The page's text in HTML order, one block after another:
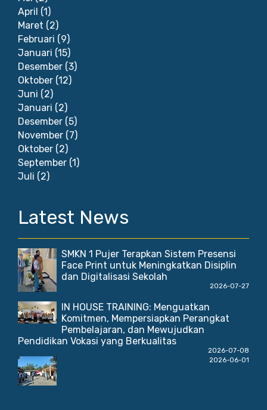
April (1)
Maret (2)
Februari (9)
Januari (15)
Desember (3)
Oktober (12)
Juni (2)
Januari (2)
Desember (5)
November (7)
Oktober (2)
September (1)
Juli (2)
Latest News
SMKN 1 Pujer Terapkan Sistem Presensi
Face Print untuk Meningkatkan Disiplin
dan Digitalisasi Sekolah
2026-07-27
IN HOUSE TRAINING: Menguatkan
Komitmen, Mempersiapkan Perangkat
Pembelajaran, dan Mewujudkan
Pendidikan Vokasi yang Berkualitas
2026-07-08
2026-06-01